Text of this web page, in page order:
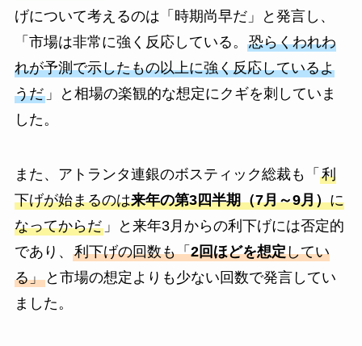
げについて考えるのは「時期尚早だ」と発言し、
「市場は非常に強く反応している。 恐らくわれわ
れが予測で示したもの以上に強く反応しているよ
うだ」と相場の楽観的な想定にクギを刺していま
した。
また、アトランタ連銀のボスティック総裁も「 利
下げが始まるのは来年の第3四半期（7月～9月）に
なってからだ」と来年3月からの利下げには否定的
であり、 利下げの回数も「2回ほどを想定してい
る」と市場の想定よりも少ない回数で発言してい
ました。